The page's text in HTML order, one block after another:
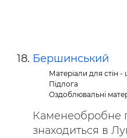
Бершинський
Матеріали для стін -
Підлога
Оздоблювальні
Каменеобробне
знаходиться в